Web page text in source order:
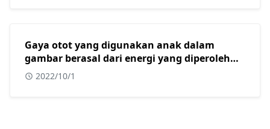
Gaya otot yang digunakan anak dalam
gambar berasal dari energi yang diperoleh
dari?
2022/10/1